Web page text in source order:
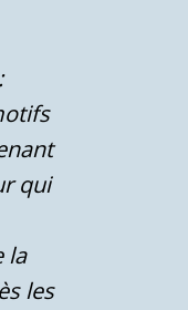
qui
la
les